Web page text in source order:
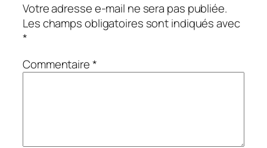
Votre adresse e-mail ne sera pas publiée.
Les champs obligatoires sont indiqués avec
*
Commentaire*